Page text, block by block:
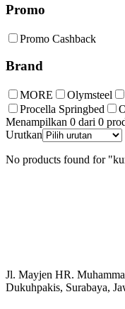
Promo
Promo Cashback
Brand
MORE Olymsteel
Procella Springbed
Menampilkan 0 dari 0
Urutkan
No products found for
Jl. Mayjen HR.
Dukuhpakis, Surabaya,